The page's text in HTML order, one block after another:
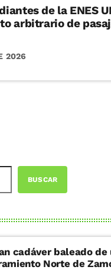
de la ENES
2026
BUSCAR
cadáver baleado de
Norte de